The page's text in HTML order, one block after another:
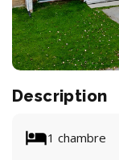
Description
1 chambre